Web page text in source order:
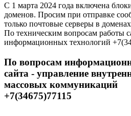
С 1 марта 2024 года включена
доменов. Просим при отправке
только почтовые серверы в
По техническим вопросам работы
информационных технологий
По вопросам
сайта - управление
массовых коммуникаций
+7(34675)77115